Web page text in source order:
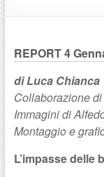
REPORT 4
di Luca Chianca
Collaborazione
Immagini di
Montaggio e
L’impasse delle